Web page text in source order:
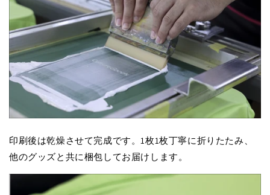
印刷後は乾燥させて完成です。1枚1枚丁寧に折りたたみ、
他のグッズと共に梱包してお届けします。